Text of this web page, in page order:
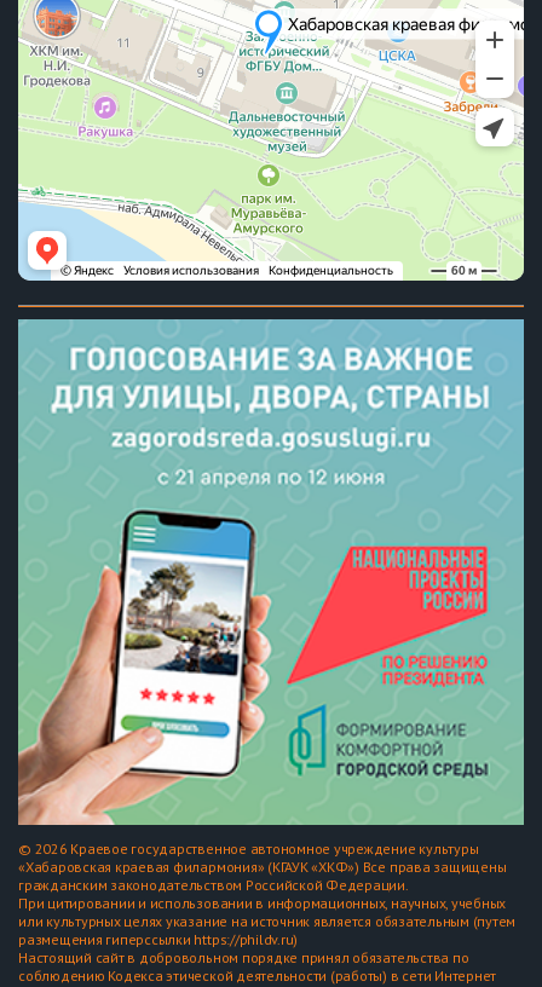
© 2026 Краевое государственное автономное учреждение культуры
«Хабаровская краевая филармония» (КГАУК «ХКФ») Все права защищены
гражданским законодательством Российской Федерации.
При цитировании и использовании в информационных, научных, учебных
или культурных целях указание на источник является обязательным (путем
размещения гиперссылки https://phildv.ru)
Настоящий сайт в добровольном порядке принял обязательства по
соблюдению Кодекса этической деятельности (работы) в сети Интернет